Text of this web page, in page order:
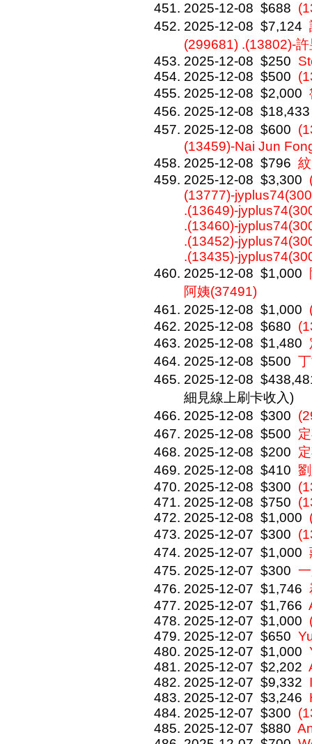
2025-12-08 $688
2025-12-08 $7,124
(299681) .(13802)-
2025-12-08 $250
2025-12-08 $500
2025-12-08 $2,000
2025-12-08 $18,433
2025-12-08 $600
(13459)-Nai Jun
2025-12-08 $796 紋
2025-12-08 $3,300
(13777)-
.(13649)-
.(13460)-
.(13452)-
.(13435)-
2025-12-08 $1,000
阿姨(37491)
2025-12-08 $1,000
2025-12-08 $680
2025-12-08 $1,480
2025-12-08 $500
2025-12-08
細見線上刷卡收入)
2025-12-08 $300
2025-12-08 $500
2025-12-08 $200
2025-12-08 $410
2025-12-08 $300
2025-12-08 $750
2025-12-08 $1,000
2025-12-07 $300
2025-12-07 $1,000
2025-12-07 $300
2025-12-07 $1,746
2025-12-07 $1,766
2025-12-07 $1,000
2025-12-07 $650
2025-12-07 $1,000
2025-12-07 $2,202
2025-12-07 $9,332
2025-12-07 $3,246
2025-12-07 $300
2025-12-07 $880